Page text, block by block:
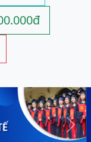
Next